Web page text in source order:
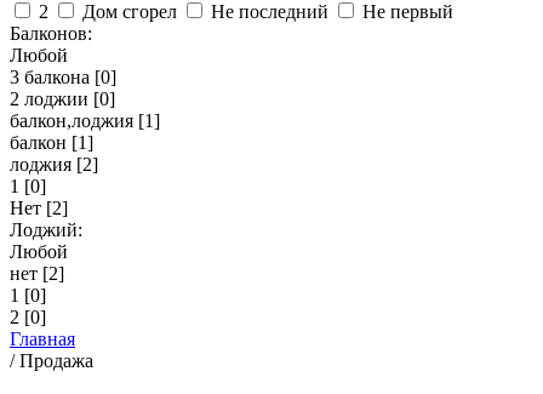
2 Дом сгорел Не последний
Не первый
Балконов:
Любой
3 балкона [0]
2 лоджии [0]
балкон,лоджия [1]
балкон [1]
лоджия [2]
1 [0]
Нет [2]
Лоджий:
Любой
нет [2]
1 [0]
2 [0]
Главная
/Продажа